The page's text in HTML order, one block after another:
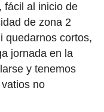
fácil al inicio de
de zona 2
quedarnos cortos,
jornada en la
y tenemos
no